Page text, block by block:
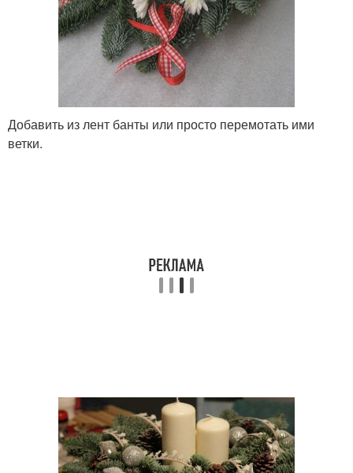
Добавить из лент банты или просто перемотать ими
ветки.